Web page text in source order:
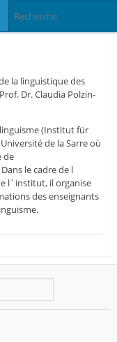
la linguistique des
Dr. Claudia Polzin-
(Institut für
de la Sarre où
de
le cadre de l
l´institut, il organise
des enseignants